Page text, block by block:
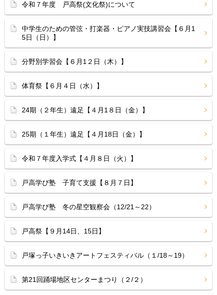
令和７年度 戸高祭(文化祭)について
中学生のための管弦・打楽器・ピアノ実技講習会【６月1
5日（日）】
分野別学習会【６月1２日（木）】
体育祭【６月４日（水）】
24期（２年生）遠足【４月1８日（金）】
25期（１年生）遠足【４月18日（金）】
令和７年度入学式【４月８日（火）】
戸高学び塾 子育て支援【８月７日】
戸高学び塾 冬の星空観察会（12/21～22）
戸高祭【９月14日、15日】
戸塚っ子いきいきアートフェスティバル（１/18～19）
第21回踊場地区センターまつり（２/２）